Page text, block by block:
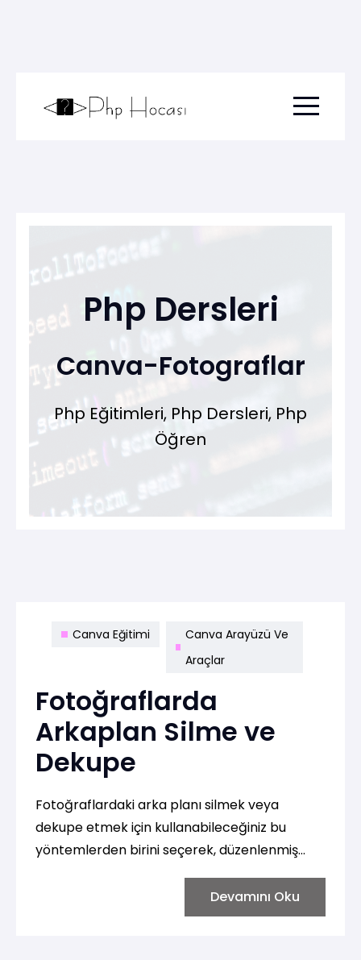
Menu
Php Dersleri
Canva-Fotograflar
Php Eğitimleri, Php Dersleri, Php
Öğren
Canva Eğitimi
Canva Arayüzü Ve
Araçlar
Fotoğraflarda
Arkaplan Silme ve
Dekupe
Fotoğraflardaki arka planı silmek veya
dekupe etmek için kullanabileceğiniz bu
yöntemlerden birini seçerek, düzenlenmiş
Devamını Oku